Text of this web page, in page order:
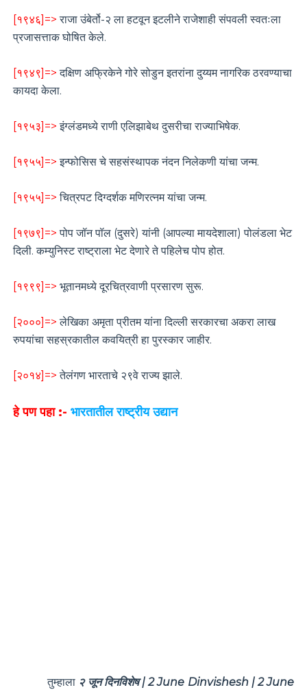
[१९४६]=> राजा उंबेर्तो-२ ला हटवून इटलीने राजेशाही संपवली स्वतःला
प्रजासत्ताक घोषित केले.
[१९४९]=> दक्षिण अफ्रिकेने गोरे सोडुन इतरांना दुय्यम नागरिक ठरवण्याचा
कायदा केला.
[१९५३]=> इंग्लंडमध्ये राणी एलिझाबेथ दुसरीचा राज्याभिषेक.
[१९५५]=> इन्फोसिस चे सहसंस्थापक नंदन निलेकणी यांचा जन्म.
[१९५५]=> चित्रपट दिग्दर्शक मणिरत्नम यांचा जन्म.
[१९७९]=> पोप जॉन पॉल (दुसरे) यांनी (आपल्या मायदेशाला) पोलंडला भेट
दिली. कम्युनिस्ट राष्ट्राला भेट देणारे ते पहिलेच पोप होत.
[१९९९]=> भूतानमध्ये दूरचित्रवाणी प्रसारण सुरू.
[२०००]=> लेखिका अमृता प्रीतम यांना दिल्ली सरकारचा अकरा लाख
रुपयांचा सहस्रकातील कवयित्री हा पुरस्कार जाहीर.
[२०१४]=> तेलंगण भारताचे २९वे राज्य झाले.
हे पण पहा :- भारतातील राष्ट्रीय उद्यान
तुम्हाला २ जून दिनविशेष | 2 June Dinvishesh | 2 June